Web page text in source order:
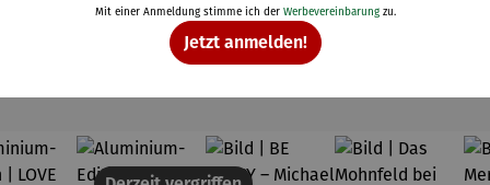
Topseller aus der Kategorie Kunst
Mit einer Anmeldung stimme ich der Werbevereinbarungzu.
Jetzt anmelden!